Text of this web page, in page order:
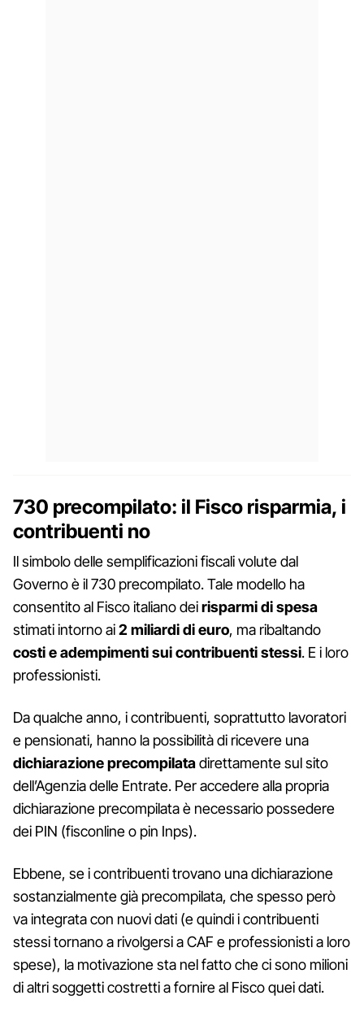
730 precompilato: il Fisco risparmia, i
contribuenti no
Il simbolo delle semplificazioni fiscali volute dal
Governo è il 730 precompilato. Tale modello ha
consentito al Fisco italiano deirisparmi di spesa
stimati intorno ai2 miliardi di euro, ma ribaltando
costi e adempimenti sui contribuenti stessi. E i loro
professionisti.
Da qualche anno, i contribuenti, soprattutto lavoratori
e pensionati, hanno la possibilità di ricevere una
dichiarazione precompilatadirettamente sul sito
dell’Agenzia delle Entrate. Per accedere alla propria
dichiarazione precompilata è necessario possedere
dei PIN (fisconline o pin Inps).
Ebbene, se i contribuenti trovano una dichiarazione
sostanzialmente già precompilata, che spesso però
va integrata con nuovi dati (e quindi i contribuenti
stessi tornano a rivolgersi a CAF e professionisti a loro
spese), la motivazione sta nel fatto che ci sono milioni
di altri soggetti costretti a fornire al Fisco quei dati.